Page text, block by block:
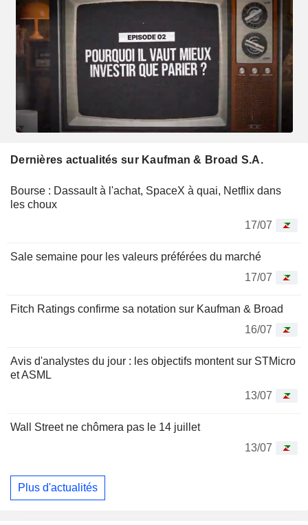
Dernières actualités sur Kaufman & Broad S.A.
Bourse : Dassault à l'achat, SpaceX à quai, Netflix dans
les choux
17/07
Sale semaine pour les valeurs préférées du marché
17/07
Fitch Ratings confirme sa notation sur Kaufman & Broad
16/07
Avis d'analystes du jour : les objectifs montent sur STMicro
et ASML
13/07
Wall Street ne chômera pas le 14 juillet
13/07
Plus d'actualités